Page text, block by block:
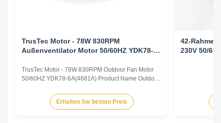
TrusTec Motor - 78W 830RPM
Außenventilator Motor 50/60HZ YDK78-
TrusTec Motor - 78W 830RPM Outdoor Fan Motor
50/60HZ YDK78-6A(4681A) Product Name Outdoor
Output Power 78W Pole 6P AMPS 0.83A Speed
900RPM Capacitor 6μF/370V Insulation Class
Erhalten Sie besten Preis
42-
230V 50/